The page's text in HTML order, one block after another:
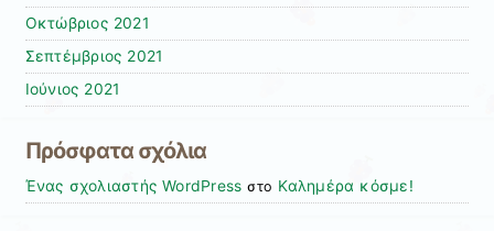
Οκτώβριος 2021
Σεπτέμβριος 2021
Ιούνιος 2021
Πρόσφατα σχόλια
Ένας σχολιαστής WordPress στο Καλημέρα κόσμε!